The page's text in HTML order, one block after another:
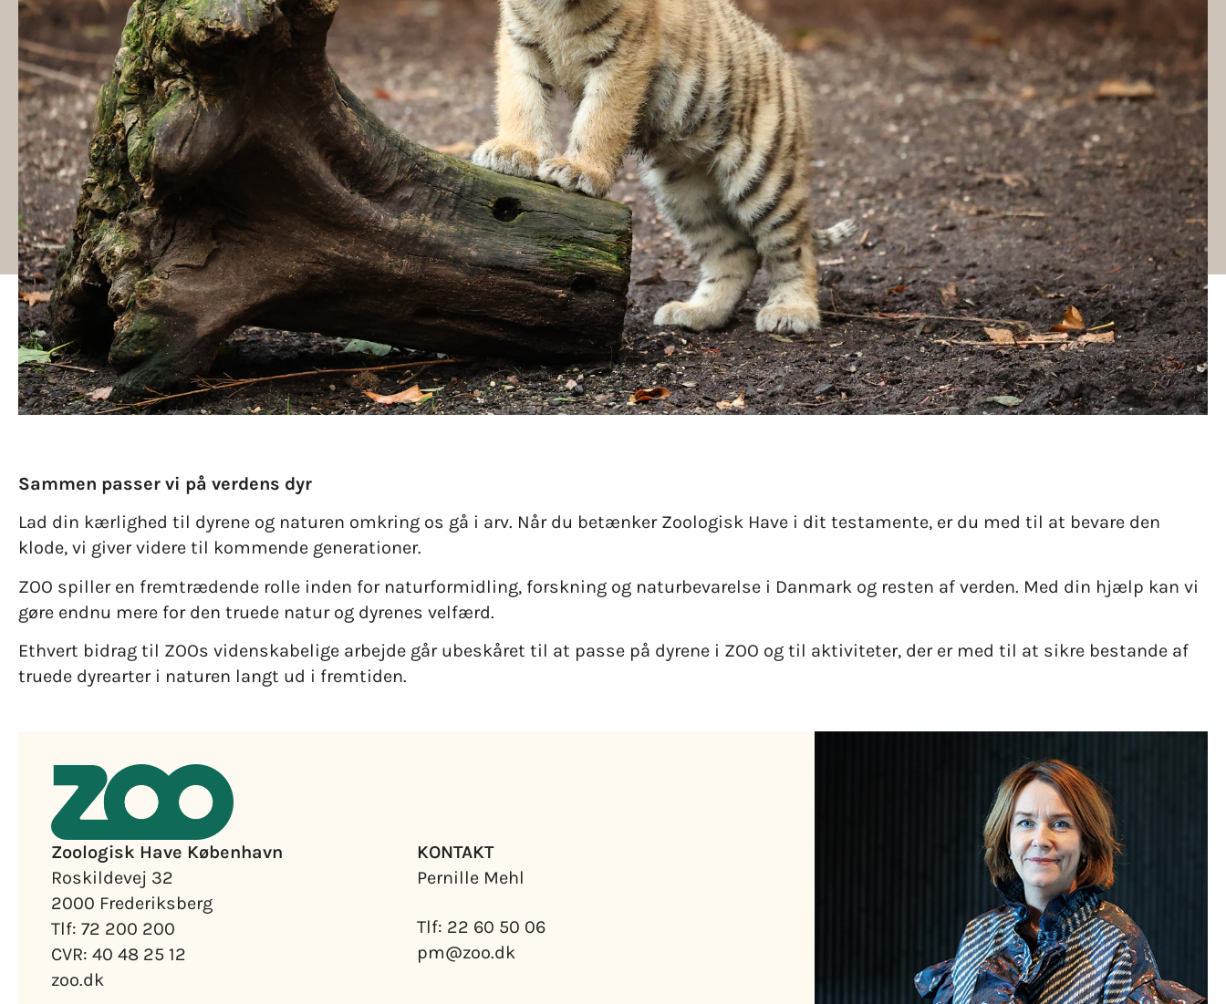
Sammen passer vi på verdens dyr
Lad din kærlighed til dyrene og naturen omkring os gå i arv. Når du betænker Zoologisk Have i dit testamente, er du med til at bevare den
klode, vi giver videre til kommende generationer.
ZOO spiller en fremtrædende rolle inden for naturformidling, forskning og naturbevarelse i Danmark og resten af verden. Med din hjælp kan vi
gøre endnu mere for den truede natur og dyrenes velfærd.
Ethvert bidrag til ZOOs videnskabelige arbejde går ubeskåret til at passe på dyrene i ZOO og til aktiviteter, der er med til at sikre bestande af
truede dyrearter i naturen langt ud i fremtiden.
Zoologisk Have København
Roskildevej 32
2000 Frederiksberg
Tlf: 72 200 200
CVR: 40 48 25 12
zoo.dk
KONTAKT
Pernille Mehl
Tlf: 22 60 50 06
pm@zoo.dk